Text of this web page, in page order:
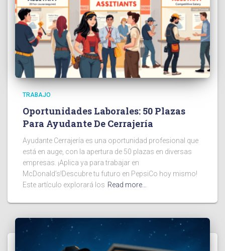
TRABAJO
Oportunidades Laborales: 50 Plazas
Para Ayudante De Cerrajería
Ayudante Cerrajería es una oportunidad profesional que
está en auge, con la apertura de 50 plazas en diversas
empresas. ¡Aplica ya para trabajar en
McDonald’s!Descubre tu futuro en PepsiCo hoy mismo!
Este artículo explorará los Read more…